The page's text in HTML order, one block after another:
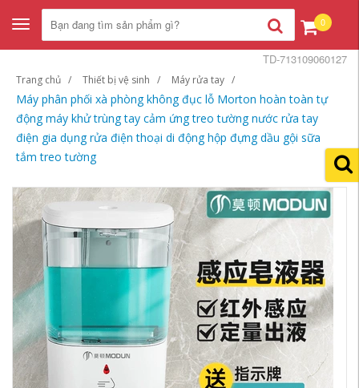
Toggle
navigation
0
Trang chủ Thiết bị vệ sinh Máy rửa tay
Máy phân phối xà phòng không đục lỗ Morton hoàn toàn tự
động máy khử trùng tay cảm ứng treo tường nước rửa tay
điện gia dụng rửa điện thoại di động hộp đựng dầu gội sữa
tắm treo tường
TD-713109060127